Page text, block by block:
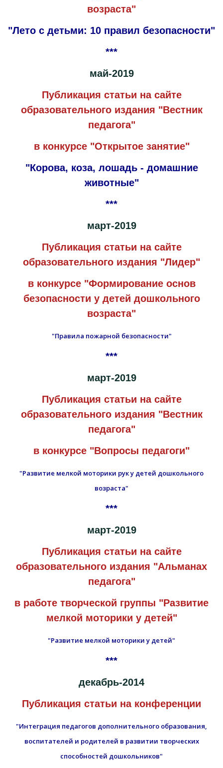
возраста"
"Лето с детьми: 10 правил безопасности"
***
май-2019
Публикация статьи на сайте
образовательного издания "Вестник
педагога"
в конкурсе "Открытое занятие"
"Корова, коза, лошадь - домашние
животные"
***
март-2019
Публикация статьи на сайте
образовательного издания "Лидер"
в конкурсе "Формирование основ
безопасности у детей дошкольного
возраста"
"Правила пожарной безопасности"
***
март-2019
Публикация статьи на сайте
образовательного издания "Вестник
педагога"
в конкурсе "Вопросы педагоги"
"Развитие мелкой моторики рук у детей дошкольного
возраста"
***
март-2019
Публикация статьи на сайте
образовательного издания "Альманах
педагога"
в работе творческой группы "Развитие
мелкой моторики у детей"
"Развитие мелкой моторики у детей"
***
декабрь-2014
Публикация статьи на конференции
"Интеграция педагогов дополнительного образования,
воспитателей и родителей в развитии творческих
способностей дошкольников"